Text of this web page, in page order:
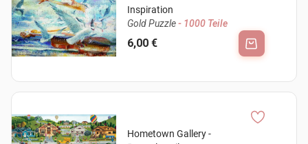
Inspiration
Gold Puzzle- 1000 Teile
6,00 €
Hometown Gallery -